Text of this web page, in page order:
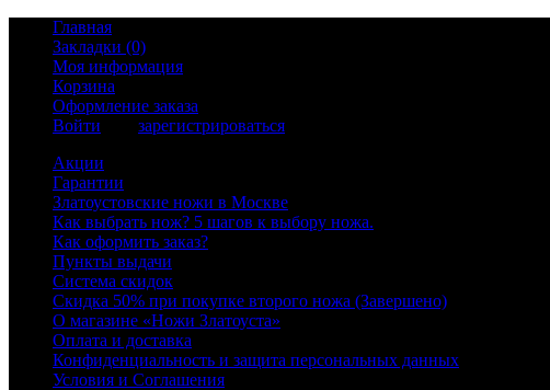
Главная
Закладки (0)
Моя информация
Корзина
Оформление заказа
Войти
зарегистрироваться
Акции
Гарантии
Златоустовские ножи в Москве
Как выбрать нож? 5 шагов к выбору ножа.
Как оформить заказ?
Пункты выдачи
Система скидок
Скидка 50% при покупке второго ножа (Завершено)
О магазине «Ножи Златоуста»
Оплата и доставка
Конфиденциальность и защита персональных данных
Условия и Соглашения